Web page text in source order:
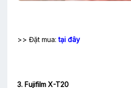
>> Đặt mua:tại đây
3. Fujifilm X-T20